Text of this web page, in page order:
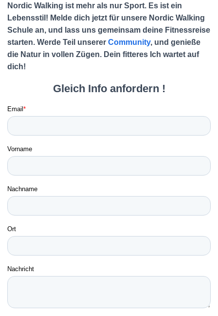
Nordic Walking ist mehr als nur Sport. Es ist ein
Lebensstil! Melde dich jetzt für unsere Nordic Walking
Schule an, und lass uns gemeinsam deine Fitnessreise
starten. Werde Teil unserer Community, und genieße
die Natur in vollen Zügen. Dein fitteres Ich wartet auf
dich!
Gleich Info anfordern !